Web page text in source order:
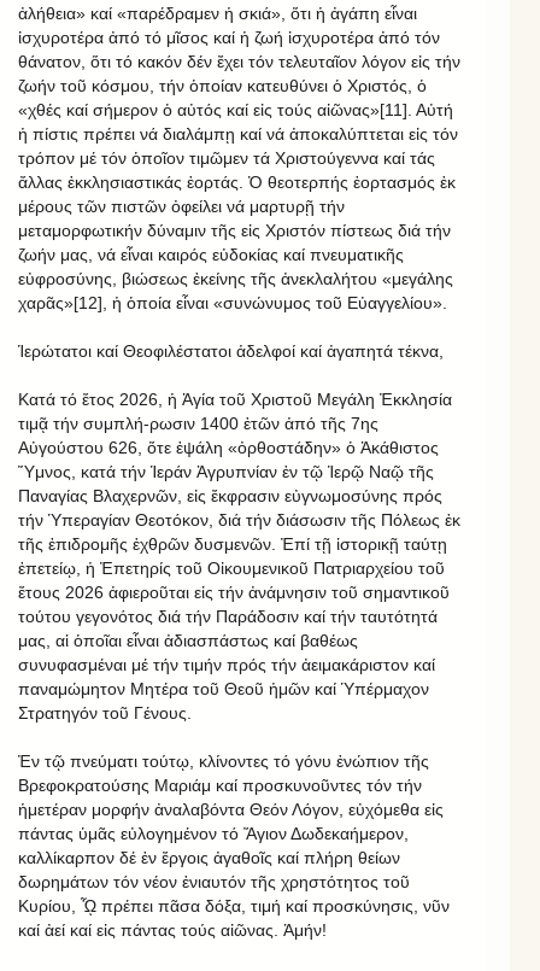
ἀλήθεια» καί «παρέδραμεν ἡ σκιά», ὅτι ἡ ἀγάπη εἶναι
ἰσχυροτέρα ἀπό τό μῖσος καί ἡ ζωή ἰσχυροτέρα ἀπό τόν
θάνατον, ὅτι τό κακόν δέν ἔχει τόν τελευταῖον λόγον εἰς τήν
ζωήν τοῦ κόσμου, τήν ὁποίαν κατευθύνει ὁ Χριστός, ὁ
«χθές καί σήμερον ὁ αὐτός καί εἰς τούς αἰῶνας»[11]. Αὐτή
ἡ πίστις πρέπει νά διαλάμπῃ καί νά ἀποκαλύπτεται εἰς τόν
τρόπον μέ τόν ὁποῖον τιμῶμεν τά Χριστούγεννα καί τάς
ἄλλας ἐκκλησιαστικάς ἑορτάς. Ὁ θεοτερπής ἑορτασμός ἐκ
μέρους τῶν πιστῶν ὀφείλει νά μαρτυρῇ τήν
μεταμορφωτικήν δύναμιν τῆς εἰς Χριστόν πίστεως διά τήν
ζωήν μας, νά εἶναι καιρός εὐδοκίας καί πνευματικῆς
εὐφροσύνης, βιώσεως ἐκείνης τῆς ἀνεκλαλήτου «μεγάλης
χαρᾶς»[12], ἡ ὁποία εἶναι «συνώνυμος τοῦ Εὐαγγελίου».
Ἱερώτατοι καί Θεοφιλέστατοι ἀδελφοί καί ἀγαπητά τέκνα,
Κατά τό ἔτος 2026, ἡ Ἁγία τοῦ Χριστοῦ Μεγάλη Ἐκκλησία
τιμᾷ τήν συμπλή-ρωσιν 1400 ἐτῶν ἀπό τῆς 7ης
Αὐγούστου 626, ὅτε ἐψάλη «ὀρθοστάδην» ὁ Ἀκάθιστος
Ὕμνος, κατά τήν Ἱεράν Ἀγρυπνίαν ἐν τῷ Ἱερῷ Ναῷ τῆς
Παναγίας Βλαχερνῶν, εἰς ἔκφρασιν εὐγνωμοσύνης πρός
τήν Ὑπεραγίαν Θεοτόκον, διά τήν διάσωσιν τῆς Πόλεως ἐκ
τῆς ἐπιδρομῆς ἐχθρῶν δυσμενῶν. Ἐπί τῇ ἱστορικῇ ταύτῃ
ἐπετείῳ, ἡ Ἐπετηρίς τοῦ Οἰκουμενικοῦ Πατριαρχείου τοῦ
ἔτους 2026 ἀφιεροῦται εἰς τήν ἀνάμνησιν τοῦ σημαντικοῦ
τούτου γεγονότος διά τήν Παράδοσιν καί τήν ταυτότητά
μας, αἱ ὁποῖαι εἶναι ἀδιασπάστως καί βαθέως
συνυφασμέναι μέ τήν τιμήν πρός τήν ἀειμακάριστον καί
παναμώμητον Μητέρα τοῦ Θεοῦ ἡμῶν καί Ὑπέρμαχον
Στρατηγόν τοῦ Γένους.
Ἐν τῷ πνεύματι τούτῳ, κλίνοντες τό γόνυ ἐνώπιον τῆς
Βρεφοκρατούσης Μαριάμ καί προσκυνοῦντες τόν τήν
ἡμετέραν μορφήν ἀναλαβόντα Θεόν Λόγον, εὐχόμεθα εἰς
πάντας ὑμᾶς εὐλογημένον τό Ἅγιον Δωδεκαήμερον,
καλλίκαρπον δέ ἐν ἔργοις ἀγαθοῖς καί πλήρη θείων
δωρημάτων τόν νέον ἐνιαυτόν τῆς χρηστότητος τοῦ
Κυρίου, ᾯ πρέπει πᾶσα δόξα, τιμή καί προσκύνησις, νῦν
καί ἀεί καί εἰς πάντας τούς αἰῶνας. Ἀμήν!